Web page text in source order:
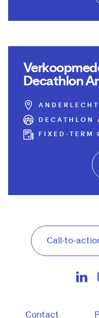
Decathlon
ANDERLECHT
DECATHLON
FIXED-TERM
Call-to-
Contact